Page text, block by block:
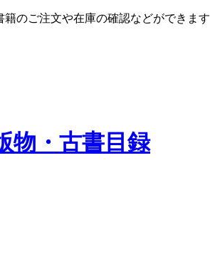
のご注文や在庫の確認などができます